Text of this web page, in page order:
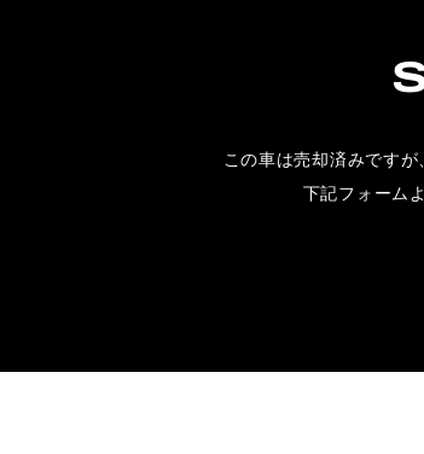
この車は売却済みですが
下記フォーム